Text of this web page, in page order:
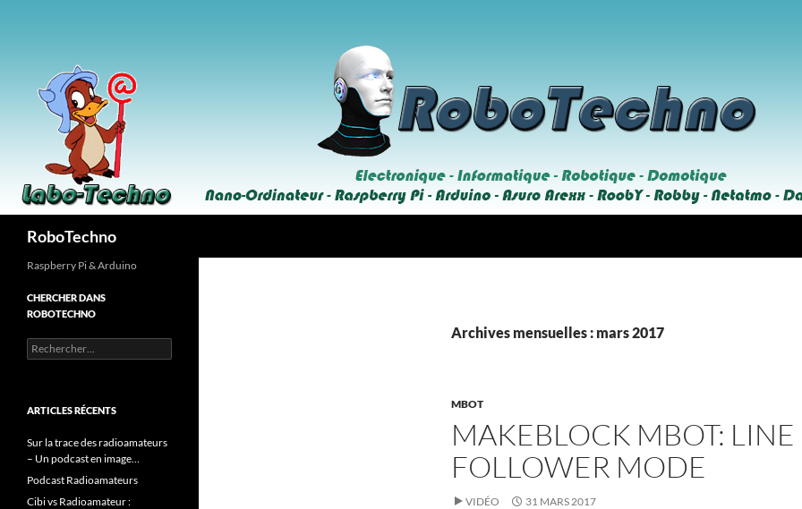
RoboTechno
Archives mensuelles : mars 2017
MBOT
MAKEBLOCK MBOT: LINE
FOLLOWER MODE
VIDÉO 31 MARS 2017
Raspberry Pi & Arduino
CHERCHER DANS
ROBOTECHNO
Rechercher :
ARTICLES RÉCENTS
Sur la trace des radioamateurs
– Un podcast en image…
Podcast Radioamateurs
Cibi vs Radioamateur :